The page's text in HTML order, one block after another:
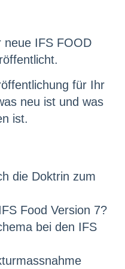
neue IFS FOOD
für Ihr
neu ist und was
ist.
die Doktrin zum
Food Version 7?
bei den IFS